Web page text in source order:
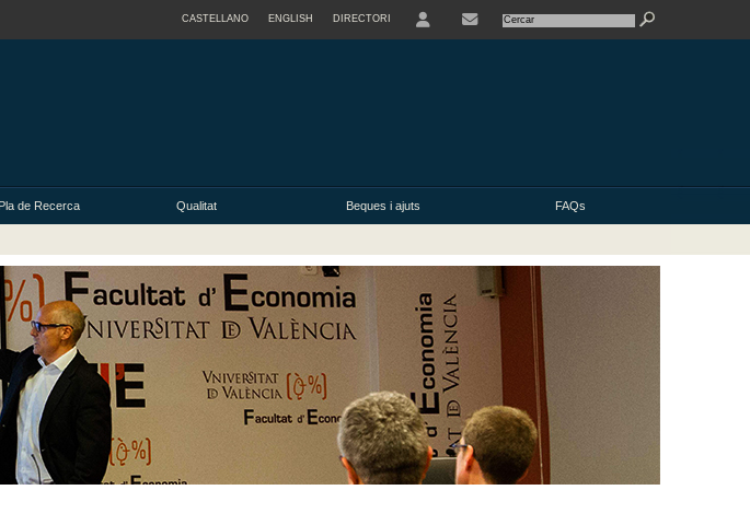
CASTELLANO ENGLISH DIRECTORI
de Recerca Qualitat Beques i ajuts FAQs